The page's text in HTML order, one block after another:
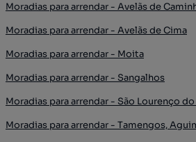
Moradias para arrendar - Avelãs de
Moradias para arrendar - Avelãs de Cima
Moradias para arrendar - Moita
Moradias para arrendar - Sangalhos
Moradias para arrendar - São Lourenço
Moradias para arrendar - Tamengos,